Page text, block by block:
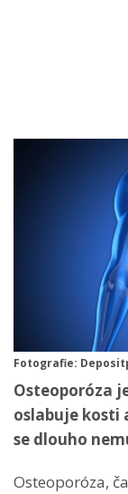
Fotografie:
Osteoporóza
oslabuje kosti
se dlouho
Osteoporóza,